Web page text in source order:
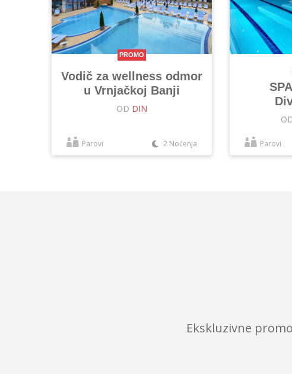
PROMO
Vodič za wellness odmor
u Vrnjačkoj Banji
OD DIN
Parovi 2 Noćenja Parovi
Ekskluzivne